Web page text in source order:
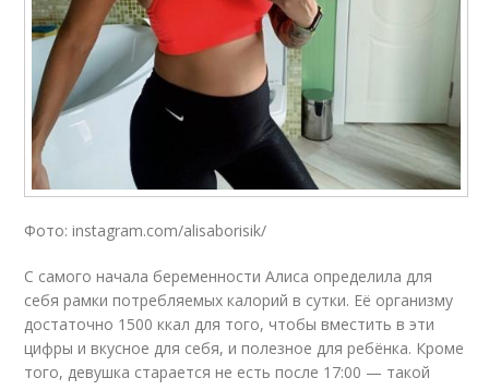
Фото: instagram.com/alisaborisik/
С самого начала беременности Алиса определила для
себя рамки потребляемых калорий в сутки. Её организму
достаточно 1500 ккал для того, чтобы вместить в эти
цифры и вкусное для себя, и полезное для ребёнка. Кроме
того, девушка старается не есть после 17:00 — такой